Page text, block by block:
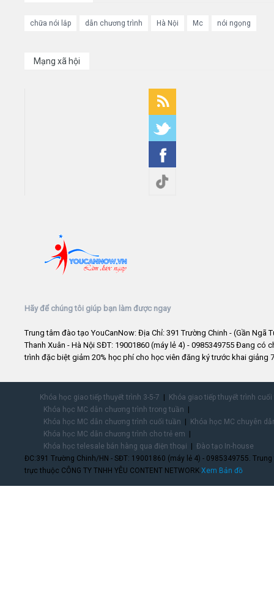
chữa nói lắp dẫn chương trình Hà Nội Mc nói ngọng
Mạng xã hội
Hãy để chúng tôi giúp bạn làm được ngay
Trung tâm đào tạo YouCanNow: Địa Chỉ: 391 Trường Chinh - (Gần Ngã
Thanh Xuân - Hà Nội SĐT: 19001860 (máy lẻ 4) - 0985349755 Đang có
trình đặc biệt giảm 20% học phí cho học viên đăng ký trước khai giảng
Khóa học giao tiếp thuyết trình 3-5-7
Khóa giao tiếp thuyết trình
Khóa học MC dẫn chương trình trong tuần
Khóa học MC dẫn chương trình cuối tuần
Khóa học MC chuyên
Khóa học MC dẫn chương trình cho trẻ em
Khóa học telesale bán hàng qua điện thoại
Đào tạo In-house
ĐC:391 Trường Chinh/HN - SĐT: 19001860 (máy lẻ 4) - 0985349755.
trực thuộc CÔNG TY TNHH YÊU CONTENT NETWORK.Xem Bản đồ